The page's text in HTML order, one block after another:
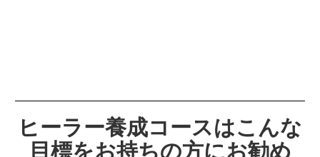
ヒーラー養成コースはこんな
目標をお持ちの方にお勧め